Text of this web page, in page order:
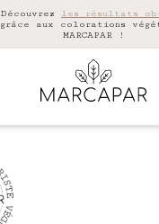
Découvrez les résultats
grâce aux colorations
MARCAPAR !